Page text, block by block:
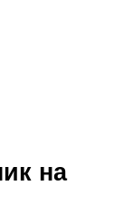
на